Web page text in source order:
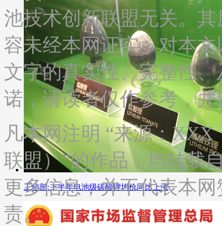
工信部:上半年电池级碳酸锂均价同比上涨
池技术创新联盟无关。
容未经本网证实，对本
文字的真实性、完整性
诺，请读者仅作参考，
凡本网注明 “来源：
联盟）”的作品，均转载
更多信息，并不代表本
责。